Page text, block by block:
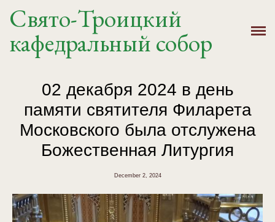
Главная
История
Расписание
Новости
Крещение, Венчание
Контакты
Свято-Троицкий
кафедральный собор
02 декабря 2024 в день
памяти святителя Филарета
Московского была отслужена
Божественная Литургия
December 2, 2024